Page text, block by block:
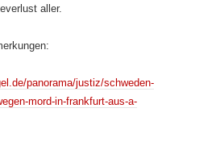
aller.
panorama/justiz/schweden-
mord-in-frankfurt-aus-a-